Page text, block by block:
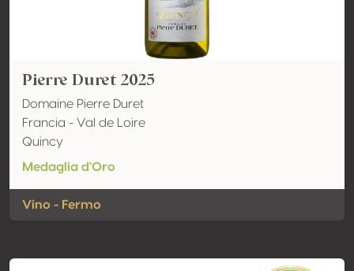
Pierre Duret 2025
Domaine Pierre Duret
Francia - Val de Loire
Quincy
Medaglia d'Oro
Vino - Fermo